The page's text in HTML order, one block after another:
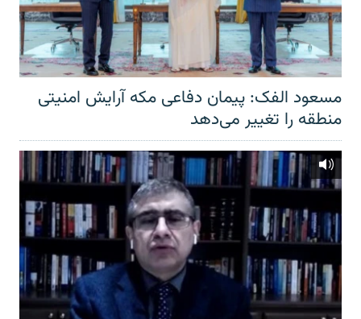
مسعود الفک: پیمان دفاعی مکه آرایش امنیتی
منطقه را تغییر می‌دهد